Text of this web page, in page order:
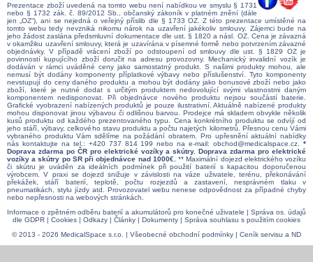
Prezentace zboží uvedená na tomto webu není nabídkou ve smyslu § 1731
nebo § 1732 zák. č. 89/2012 Sb., občanský zákoník v platném znění (dále
jen „OZ“), ani se nejedná o veřejný příslib dle § 1733 OZ. Z této prezentace umístěné na
tomto webu tedy nevzniká nikomu nárok na uzavření jakékoliv smlouvy. Zájemci bude na
jeho žádost zaslána předsmluvní dokumentace dle ust. § 1820 a násl. OZ. Cena je závazná
v okamžiku uzavření smlouvy, která je uzavírána v písemné formě nebo potvrzením závazné
objednávky. V případě vrácení zboží po odstoupení od smlouvy dle ust. § 1829 OZ je
povinností kupujícího zboží doručit na adresu provozovny. Mechanický invalidní vozík je
dodáván v rámci uváděné ceny jako samostatný produkt. S našimi produkty mohou, ale
nemusí být dodány komponenty příplatkové výbavy nebo příslušenství. Tyto komponenty
nevstupují do ceny daného produktu a mohou být dodány jako bonusové zboží nebo jako
zboží, které je nutné dodat s určitým produktem nedovolující svými vlastnostmi daným
komponentem nedisponovat. Při objednávce nového produktu nejsou součástí baterie.
Grafické vyobrazení nabízených produktů je pouze ilustrativní. Aktuálně nabízené produkty
mohou disponovat jinou výbavou či odlišnou barvou. Prodejce má skladem obvykle několik
kusů produktu od každého prezentovaného typu. Cena konkrétního produktu se odvíjí od
jeho stáří, výbavy, celkového stavu produktu a počtu najetých kilometrů. Přesnou cenu Vámi
vybraného produktu Vám sdělíme na požádání obratem. Pro upřesnění aktuální nabídky
nás kontaktujte na tel.: +420 737 814 199 nebo na e-mail:obchod@medicalspace.cz .*
Doprava zdarma po ČR pro elektrické vozíky a skútry. Doprava zdarma pro elektrické
vozíky a skútry po SR při objednávce nad 1000€.
** Maximální dojezd elektrického vozíku
či skútru je uváděn za ideálních podmínek při použití baterií s kapacitou doporučenou
výrobcem. V praxi se dojezd snižuje v závislosti na váze uživatele, terénu, překonávání
překážek, stáří baterií, teplotě, počtu rozjezdů a zastavení, nesprávném tlaku v
pneumatikách, stylu jízdy atd. Provozovatel webu nenese odpovědnost za případné chyby
nebo nepřesnosti na webových stránkách.
Informace o zpětném odběru baterií a akumulátorů pro konečné uživatele | Správa os. údajů
dle GDPR | Cookies | Odkazy | Články | Dokumenty | Správa souhlasu s použitím cookies
© 2013 - 2026 MedicalSpace s.r.o. | Všeobecné obchodní podmínky | Ceník servisu a ND